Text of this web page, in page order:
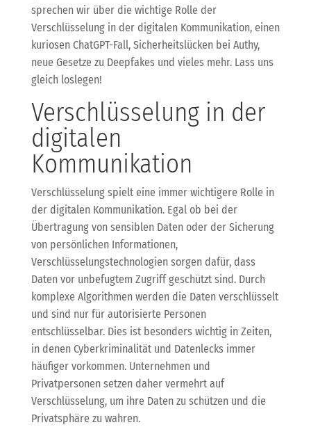
sprechen wir über die wichtige Rolle der
Verschlüsselung in der digitalen Kommunikation, einen
kuriosen ChatGPT-Fall, Sicherheitslücken bei Authy,
neue Gesetze zu Deepfakes und vieles mehr. Lass uns
gleich loslegen!
Verschlüsselung in der
digitalen
Kommunikation
Verschlüsselung spielt eine immer wichtigere Rolle in
der digitalen Kommunikation. Egal ob bei der
Übertragung von sensiblen Daten oder der Sicherung
von persönlichen Informationen,
Verschlüsselungstechnologien sorgen dafür, dass
Daten vor unbefugtem Zugriff geschützt sind. Durch
komplexe Algorithmen werden die Daten verschlüsselt
und sind nur für autorisierte Personen
entschlüsselbar. Dies ist besonders wichtig in Zeiten,
in denen Cyberkriminalität und Datenlecks immer
häufiger vorkommen. Unternehmen und
Privatpersonen setzen daher vermehrt auf
Verschlüsselung, um ihre Daten zu schützen und die
Privatsphäre zu wahren.